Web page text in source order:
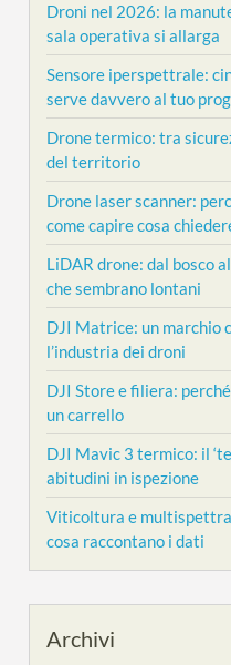
Droni nel 2026: la
sala operativa si allarga
Sensore iperspettrale:
serve davvero al tuo
Drone termico: tra
del territorio
Drone laser scanner:
come capire cosa
LiDAR drone: dal bosco
che sembrano lontani
DJI Matrice: un marchio
l’industria dei droni
DJI Store e filiera: perché
un carrello
DJI Mavic 3 termico: il
abitudini in ispezione
Viticoltura e
cosa raccontano i dati
Archivi